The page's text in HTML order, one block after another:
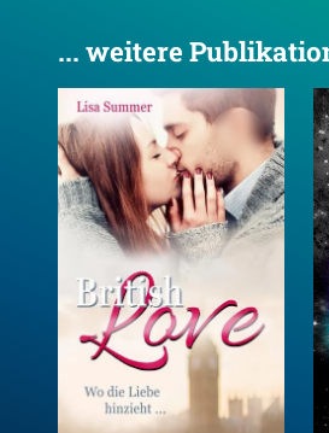
... weitere